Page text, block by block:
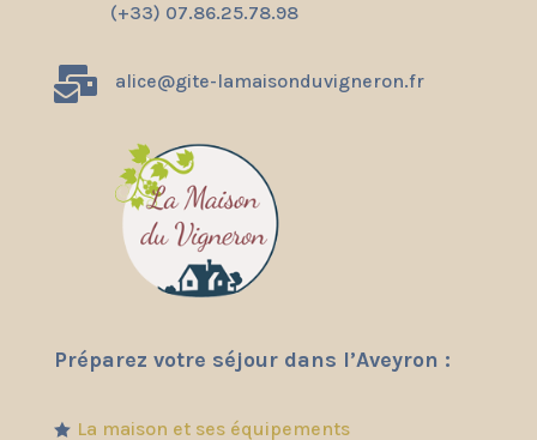
(+33) 07.86.25.78.98
 alice@gite-lamaisonduvigneron.fr
Préparez votre séjour dans l’Aveyron :
 La maison et ses équipements